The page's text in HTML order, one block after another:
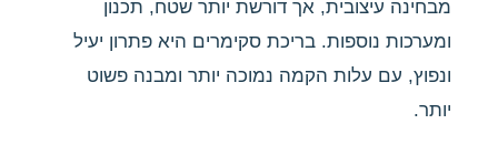
מבחינה עיצובית, אך דורשת יותר שטח, תכנון
ומערכות נוספות. בריכת סקימרים היא פתרון יעיל
ונפוץ, עם עלות הקמה נמוכה יותר ומבנה פשוט
יותר.